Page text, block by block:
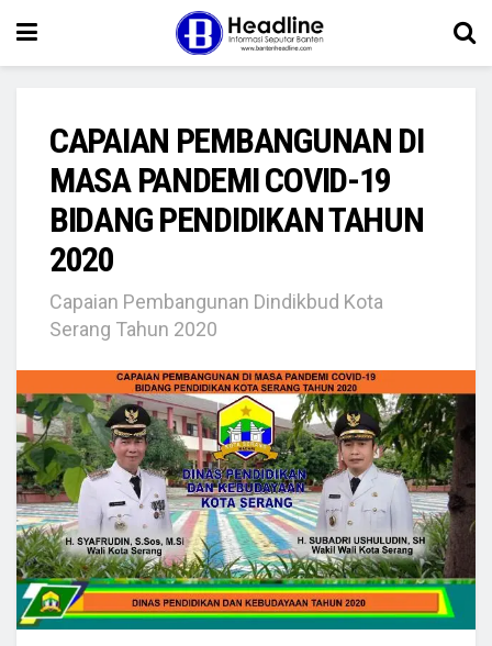
CAPAIAN PEMBANGUNAN DI
MASA PANDEMI COVID-19
BIDANG PENDIDIKAN TAHUN
2020
Capaian Pembangunan Dindikbud Kota
Serang Tahun 2020